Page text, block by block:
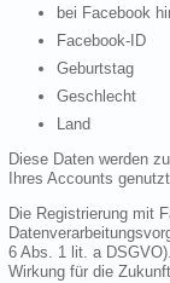
bei Facebook
Facebook-ID
Geburtstag
Geschlecht
Land
Diese Daten werden
Ihres Accounts
Die Registrierung mit
6 Abs. 1 lit. a
Wirkung für die